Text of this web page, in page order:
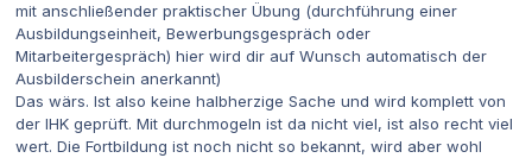
mit anschließender praktischer Übung (durchführung einer
Ausbildungseinheit, Bewerbungsgespräch oder
Mitarbeitergespräch) hier wird dir auf Wunsch automatisch der
Ausbilderschein anerkannt)
Das wärs. Ist also keine halbherzige Sache und wird komplett von
der IHK geprüft. Mit durchmogeln ist da nicht viel, ist also recht viel
wert. Die Fortbildung ist noch nicht so bekannt, wird aber wohl